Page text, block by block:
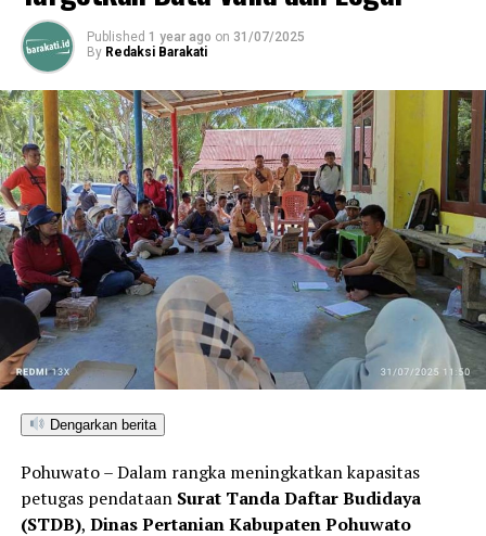
Published 1 year ago on 31/07/2025
By Redaksi Barakati
Dengarkan berita
Pohuwato – Dalam rangka meningkatkan kapasitas
petugas pendataan Surat Tanda Daftar Budidaya
(STDB), Dinas Pertanian Kabupaten Pohuwato